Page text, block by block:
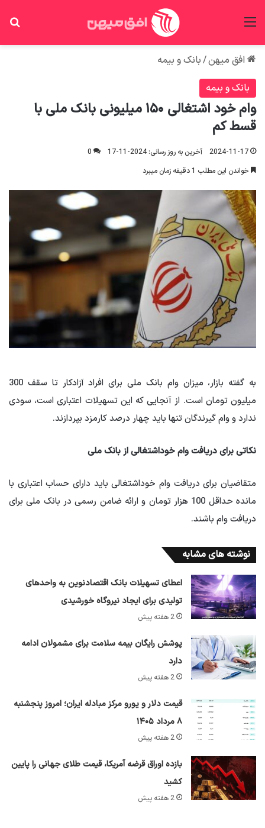
افق میهن/بانک و بیمه
بانک و بیمه
وام خود اشتغالی ۱۵۰ میلیونی بانک ملی با
قسط کم
2024-11-17 آخرین به روز رسانی: 2024-11-17
0
خواندن این مطلب 1 دقیقه زمان میبرد
به گفته بازار، میزان وام بانک ملی برای افراد آزادکار تا سقف 300
میلیون تومان است. از آنجایی که این تسهیلات اعتباری است، سودی
ندارد و وام گیرندگان تنها باید چهار درصد کارمزد بپردازند.
نکاتی برای دریافت وام خوداشتغالی از بانک ملی
متقاضیان برای دریافت وام خوداشتغالی باید دارای حساب اعتباری با
مانده حداقل 100 هزار تومان و ارائه ضامن رسمی در بانک ملی برای
دریافت وام باشند.
نوشته های مشابه
اعطای تسهیلات بانک اقتصادنوین به واحدهای
تولیدی برای ایجاد نیروگاه خورشیدی
2 هفته پیش
پوشش رایگان بیمه سلامت برای مشمولان ادامه
دارد
2 هفته پیش
قیمت دلار و یورو مرکز مبادله ایران؛ امروز پنجشنبه
۸ مرداد ۱۴۰۵
2 هفته پیش
بازده اوراق قرضه آمریکا، قیمت طلای جهانی را پایین
کشید
2 هفته پیش